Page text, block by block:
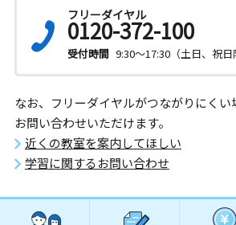
フリーダイヤル
0120-372-100
受付時間 9:30～17:30（土日、祝日
なお、フリーダイヤルがつながりにくい
お問い合わせいただけます。
近くの教室を案内してほしい
学習に関するお問い合わせ